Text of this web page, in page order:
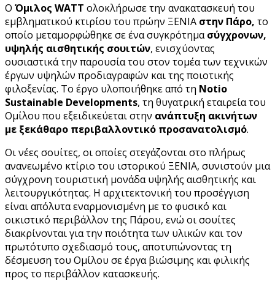
Ο Όμιλος WATT ολοκλήρωσε την ανακατασκευή του
εμβληματικού κτιρίου του πρώην ΞΕΝΙΑ στην Πάρο, το
οποίο μεταμορφώθηκε σε ένα συγκρότημασύγχρονων,
υψηλής αισθητικής σουιτών, ενισχύοντας
ουσιαστικά την παρουσία του στον τομέα των τεχνικών
έργων υψηλών προδιαγραφών και της ποιοτικής
φιλοξενίας. Το έργο υλοποιήθηκε από τη Notio
Sustainable Developments, τη θυγατρική εταιρεία του
Ομίλου που εξειδικεύεται στην ανάπτυξη ακινήτων
με ξεκάθαρο περιβαλλοντικό προσανατολισμό.
Οι νέες σουίτες, οι οποίες στεγάζονται στο πλήρως
ανανεωμένο κτίριο του ιστορικού ΞΕΝΙΑ, συνιστούν μια
σύγχρονη τουριστική μονάδα υψηλής αισθητικής και
λειτουργικότητας. Η αρχιτεκτονική του προσέγγιση
είναι απόλυτα εναρμονισμένη με το φυσικό και
οικιστικό περιβάλλον της Πάρου, ενώ οι σουίτες
διακρίνονται για την ποιότητα των υλικών και τον
πρωτότυπο σχεδιασμό τους, αποτυπώνοντας τη
δέσμευση του Ομίλου σε έργα βιώσιμης και φιλικής
προς το περιβάλλον κατασκευής.